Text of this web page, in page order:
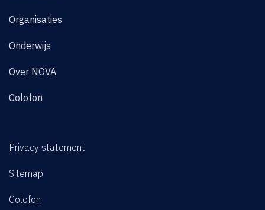
Organisaties
Onderwijs
Over NOVA
Colofon
Privacy statement
Sitemap
Colofon